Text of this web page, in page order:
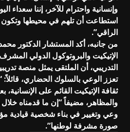
وإنسانية واحترام للآخر، إننا سعداء
استطاعت أن تلهم في محيطها
الراقي”.
من جانبه، أكد المستشار الدكتور
الإتيكيت والبروتوكول الدولي
التدريبي، أن الملتقى يمثل منصة
تعزز الوعي بالسلوك الحضاري،
ثقافة الإتيكيت القائم على الإنسانية،
والمظاهر، مضيفاً “إن ما قدمناه خلال
وعي وتغيير في بناء شخصية قيادية
صورة مشرفة لوطنها”.